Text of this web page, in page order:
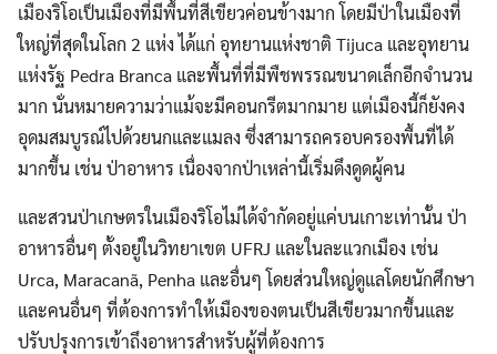
เมืองริโอเป็นเมืองที่มีพื้นที่สีเขียวค่อนข้างมาก โดยมีป่าในเมืองที่
ใหญ่ที่สุดในโลก 2 แห่ง ได้แก่ อุทยานแห่งชาติ Tijuca และอุทยาน
แห่งรัฐ Pedra Branca และพื้นที่ที่มีพืชพรรณขนาดเล็กอีกจำนวน
มาก นั่นหมายความว่าแม้จะมีคอนกรีตมากมาย แต่เมืองนี้ก็ยังคง
อุดมสมบูรณ์ไปด้วยนกและแมลง ซึ่งสามารถครอบครองพื้นที่ได้
มากขึ้น เช่น ป่าอาหาร เนื่องจากป่าเหล่านี้เริ่มดึงดูดผู้คน
และสวนป่าเกษตรในเมืองริโอไม่ได้จำกัดอยู่แค่บนเกาะเท่านั้น ป่า
อาหารอื่นๆ ตั้งอยู่ในวิทยาเขต UFRJ และในละแวกเมือง เช่น
Urca, Maracanã, Penha และอื่นๆ โดยส่วนใหญ่ดูแลโดยนักศึกษา
และคนอื่นๆ ที่ต้องการทำให้เมืองของตนเป็นสีเขียวมากขึ้นและ
ปรับปรุงการเข้าถึงอาหารสำหรับผู้ที่ต้องการ